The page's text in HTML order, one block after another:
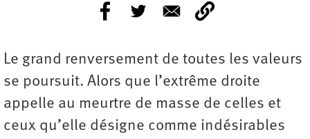
Le grand renversement de toutes les valeurs
se poursuit. Alors que l’extrême droite
appelle au meurtre de masse de celles et
ceux qu’elle désigne comme indésirables